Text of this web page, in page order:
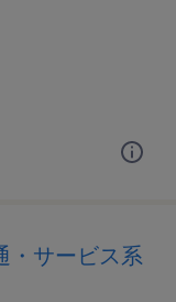
・サービス系